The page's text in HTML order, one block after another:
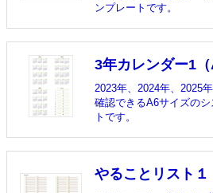
ンプレートです。
3年カレンダー1（
2023年、2024年、2025
確認できるA6サイズの
トです。
やることリスト１